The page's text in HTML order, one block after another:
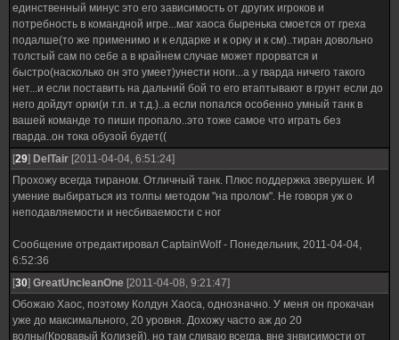
единственный минус это его зависимость от других игроков и
потребность в командной игре...маг хаоса быренька смоется от греха
подалше(то же применимо и к елдарке и к орку и к см)..тиран довольно
толстый сам по себе а в крайнем случае может прорватся и
быстро(насколько он это умеет)унести ноги...а у гварда ничего такого
нет...и если поставить на дальний бой то его втаптывают в грунт если до
него дойдут орки(и т.п. и т.д.)..а если попался особенно умный танк в
вашей команде то пиши пропало..это тоже самое что играть без
гварда..он тока обузой будет((
[29] DelTair [2011-04-04, 6:51:24]
Прохожу всегда тираном. Отличный танк. Плюс поддержка зверушек. И
умение выбираться из толпы методом "на пролом". Не говоря уж о
неподавляемости и несбиваемости с ног
Сообщение отредактировал CaptainWolf- Понедельник, 2011-04-04,
6:52:36
[30] GreatUncleanOne [2011-04-08, 9:21:47]
Обожаю Хаос, поэтому Колдун Хаоса, однозначно. У меня он прокачан
уже до максимального, 20 уровня. Дохожу часто аж до 20
волны(Кровавый Колизей), но там сливаю всегда, вне знвисимости от